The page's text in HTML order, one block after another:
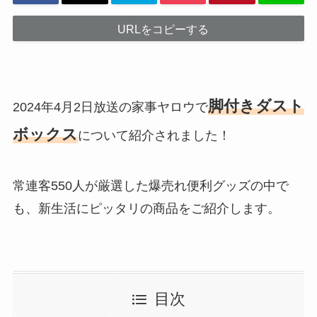
URLをコピーする
2024年4月2日放送の家事ヤロウで脚付きダスト
ボックスについて紹介されました！
常連客550人が厳選した爆売れ便利グッズの中で
も、新生活にピッタリの商品をご紹介します。
目次